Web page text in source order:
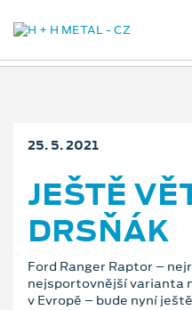
25. 5. 2021
JEŠTĚ
DRSŇÁK
Ford Ranger Raptor –
nejsportovnější varianta
v Evropě – bude nyní